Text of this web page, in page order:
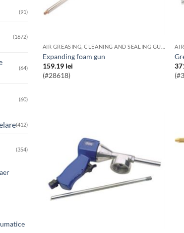
(91)
(1672)
(64)
(60)
(412)
(354)
expanding foam gun
159.19 lei
(#28618)